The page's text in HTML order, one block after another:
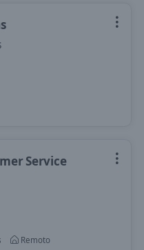
Service
Remoto